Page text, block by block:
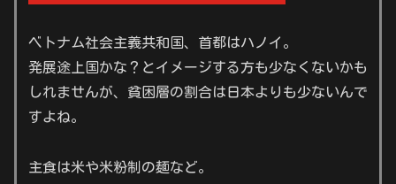
ベトナム社会主義共和国、首都はハノイ。
発展途上国かな？とイメージする方も少なくないかも
しれませんが、貧困層の割合は日本よりも少ないんで
すよね。
主食は米や米粉制の麺など。